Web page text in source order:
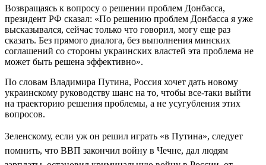
Возвращаясь к вопросу о решении проблем Донбасса,
президент РФ сказал: «По решению проблем Донбасса я уже
высказывался, сейчас только что говорил, могу еще раз
сказать. Без прямого диалога, без выполнения минских
соглашений со стороны украинских властей эта проблема не
может быть решена эффективно».
По словам Владимира Путина, Россия хочет дать новому
украинскому руководству шанс на то, чтобы все-таки выйти
на траекторию решения проблемы, а не усугубления этих
вопросов.
Зеленскому, если уж он решил играть «в Путина», следует
помнить, что ВВП закончил войну в Чечне, дал людям